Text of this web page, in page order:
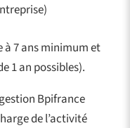
à 7 ans minimum et
1 an possibles).
Bpifrance
de l’activité